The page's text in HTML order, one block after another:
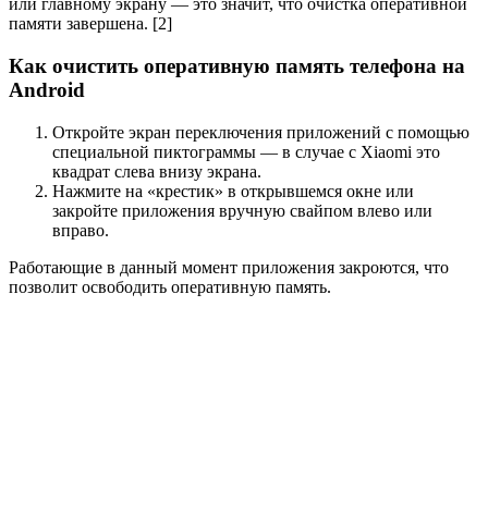
Откройте экран переключения приложений с помощью
специальной пиктограммы — в случае с Xiaomi это
Нажмите на «крестик» в открывшемся окне или
закройте приложения вручную свайпом влево или
Работающие в данный момент приложения закроются, что
позволит освободить оперативную память.